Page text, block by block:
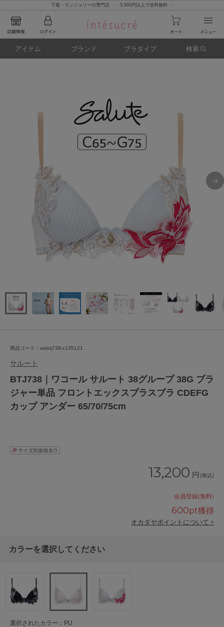
下着・ランジェリーの専門店 - 5,500円以上で送料無料 -
アイテム ブランド ブラタイプ 検索
商品コード：wabtj738-c135121
サルート
BTJ738｜ワコール サルート 38グループ 38G ブラ
ジャー単品 フロントエックスプラスブラ CDEFG
カップ アンダー 65/70/75cm
13,200 円 (税込)
会員登録(無料)
600pt獲得
オカダヤポイントについて >
カラーを選択してください
選択されたカラー：PU